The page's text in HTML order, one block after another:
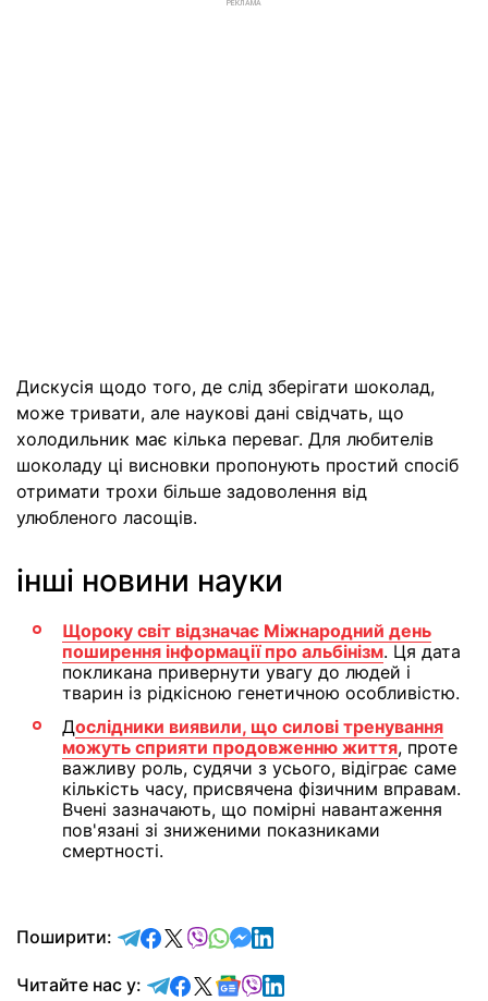
РЕКЛАМА
Дискусія щодо того, де слід зберігати шоколад,
може тривати, але наукові дані свідчать, що
холодильник має кілька переваг. Для любителів
шоколаду ці висновки пропонують простий спосіб
отримати трохи більше задоволення від
улюбленого ласощів.
інші новини науки
Щороку світ відзначає Міжнародний день
поширення інформації про альбінізм. Ця дата
покликана привернути увагу до людей і
тварин із рідкісною генетичною особливістю.
Дослідники виявили, що силові тренування
можуть сприяти продовженню життя, проте
важливу роль, судячи з усього, відіграє саме
кількість часу, присвячена фізичним вправам.
Вчені зазначають, що помірні навантаження
пов'язані зі зниженими показниками
смертності.
Поширити: відправити у Telegram
поділитись у Facebook
поділитись у X
відправити у Viber
відправити у Whatsapp
відправити у Messenger
відправити у LinkedIn
Читайте нас у: Читайте у Telegram
Читайте у Facebook
Читайте у X
Читайте у Google news
Читайте у Viber
Читайте у LinkedIn